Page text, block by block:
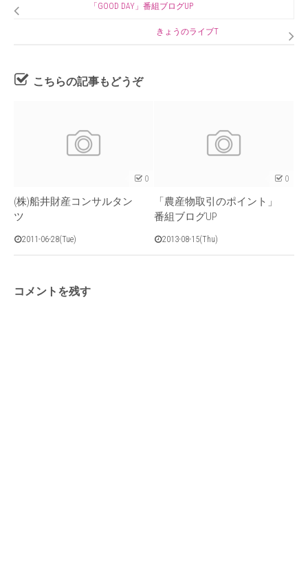
「GOOD DAY」番組ブログUP
きょうのライブT
こちらの記事もどうぞ
0
(株)船井財産コンサルタン
ツ
2011-06-28(Tue)
0
「農産物取引のポイント」
番組ブログUP
2013-08-15(Thu)
コメントを残す